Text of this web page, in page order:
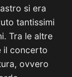
si era
tantissimi
Tra le altre
il concerto
ovvero